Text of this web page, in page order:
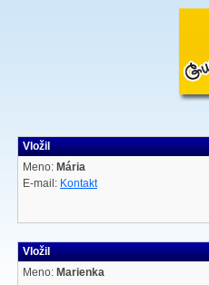
Vložil
Meno: Mária
E-mail: Kontakt
Vložil
Meno: Marienka